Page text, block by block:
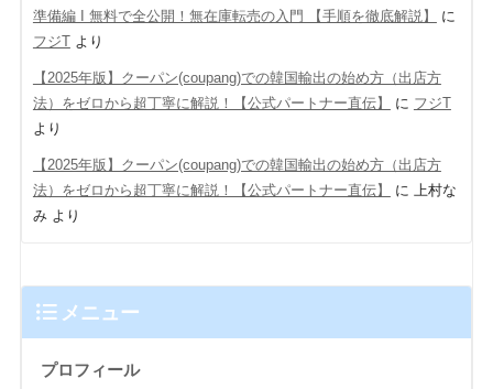
準備編 Ι 無料で全公開！無在庫転売の入門 【手順を徹底解説】
に
フジTより
【2025年版】クーパン(coupang)での韓国輸出の始め方（出店方
法）をゼロから超丁寧に解説！【公式パートナー直伝】
に フジT
より
【2025年版】クーパン(coupang)での韓国輸出の始め方（出店方
法）をゼロから超丁寧に解説！【公式パートナー直伝】
に
上村な
みより
メニュー
プロフィール